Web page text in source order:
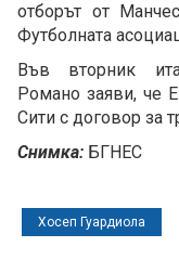
отборът от
Футболната
Във вторник
Романо заяви, че
Сити с договор за
Снимка: БГНЕС
Хосеп Гуардиола